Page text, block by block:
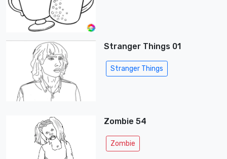
Stranger Things 01
Stranger Things
Zombie 54
Zombie